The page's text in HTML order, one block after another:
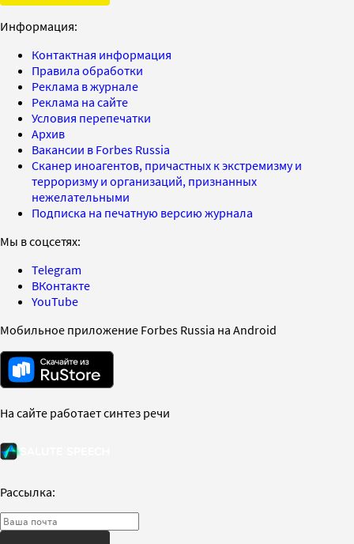
Информация:
Контактная информация
Правила обработки
Реклама в журнале
Реклама на сайте
Условия перепечатки
Архив
Вакансии в Forbes Russia
Сканер иноагентов, причастных к экстремизму и
терроризму и организаций, признанных
нежелательными
Подписка на печатную версию журнала
Мы в соцсетях:
Telegram
ВКонтакте
YouTube
Мобильное приложение Forbes Russia на Android
На сайте работает синтез речи
Рассылка: